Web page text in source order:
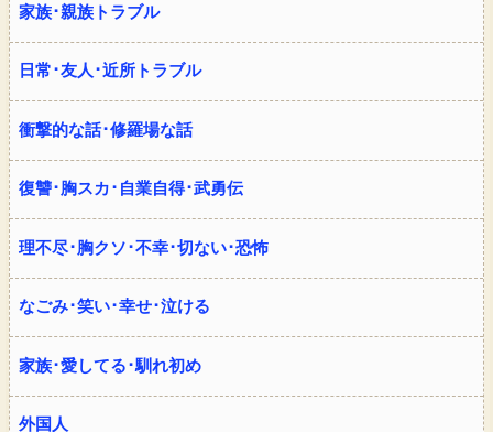
家族･親族トラブル
日常･友人･近所トラブル
衝撃的な話･修羅場な話
復讐･胸スカ･自業自得･武勇伝
理不尽･胸クソ･不幸･切ない･恐怖
なごみ･笑い･幸せ･泣ける
家族･愛してる･馴れ初め
外国人